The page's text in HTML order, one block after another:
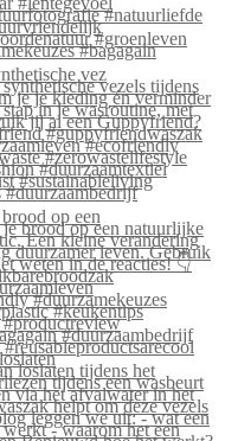
vez
op een